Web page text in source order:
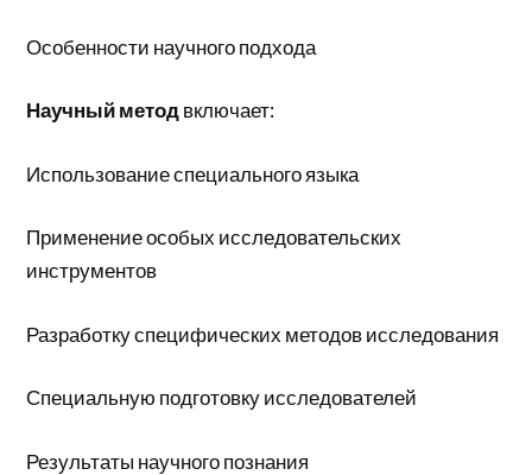
Особенности научного подхода
Научный методвключает:
Использование специального языка
Применение особых исследовательских
инструментов
Разработку специфических методов исследования
Специальную подготовку исследователей
Результаты научного познания